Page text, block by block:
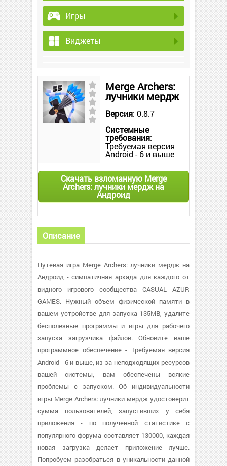
Игры
Виджеты
Merge Archers:
лучники мердж
Версия: 0.8.7
Системные
требования:
Требуемая версия
Android - 6 и выше
Скачать взломанную Merge
Archers: лучники мердж на
Андроид
Описание
Путевая игра Merge Archers: лучники мердж на
Андроид - симпатичная аркада для каждого от
видного игрового сообщества CASUAL AZUR
GAMES. Нужный объем физической памяти в
вашем устройстве для запуска 135MB, удалите
бесполезные программы и игры для рабочего
запуска загрузчика файлов. Обновите ваше
программное обеспечение - Требуемая версия
Android - 6 и выше, из-за неподходящих ресурсов
вашей системы, вам обеспечены всякие
проблемы с запуском. Об индивидуальности
игры Merge Archers: лучники мердж удостоверит
сумма пользователей, запустивших у себя
приложения - по полученной статистике с
популярного форума составляет 130000, каждая
новая загрузка делает приложение лучше.
Попробуем разобраться в уникальности данной